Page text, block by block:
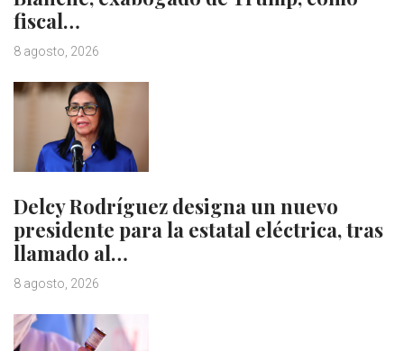
fiscal…
8 agosto, 2026
Delcy Rodríguez designa un nuevo
presidente para la estatal eléctrica, tras
llamado al…
8 agosto, 2026